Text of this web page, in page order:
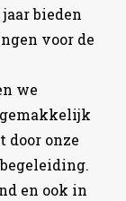
bieden
voor de
we
door onze
en ook in